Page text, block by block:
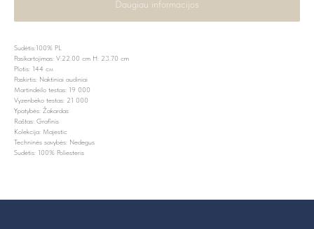
Daugiau informacijos
Sudėtis:100% PL
Pasikartojimas: V:22.00 cm H: 23.70 cm
Plotis: 144 см
Paskirtis: Naktiniai audiniai
Martindeilo testas: 19 000
Vyzenbeko testas: 21 000
Ypatybės: Žakardas
Raštas: Grafinis
Kolekcija: Majestic
Techninės savybės: Nedegus
Sudėtis: 100% Poliesteris